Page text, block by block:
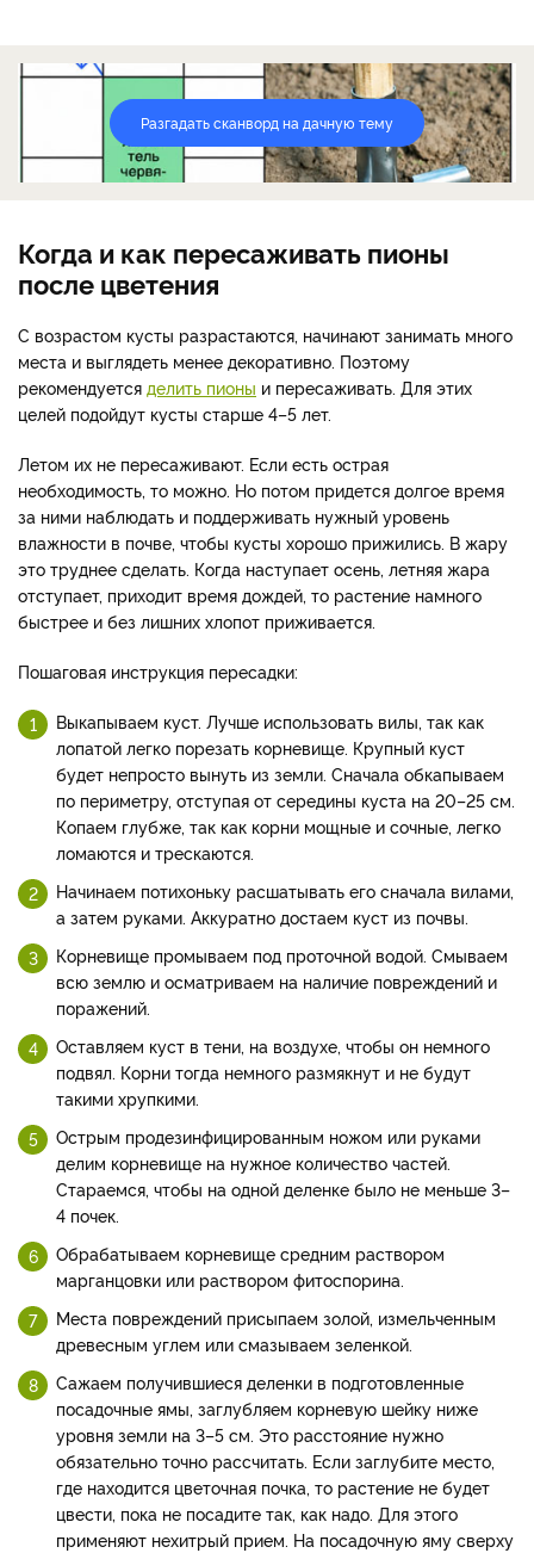
Разгадать сканворд на дачную тему
Когда и как пересаживать пионы
после цветения
С возрастом кусты разрастаются, начинают занимать много
места и выглядеть менее декоративно. Поэтому
рекомендуется делить пионы и пересаживать. Для этих
целей подойдут кусты старше 4–5 лет.
Летом их не пересаживают. Если есть острая
необходимость, то можно. Но потом придется долгое время
за ними наблюдать и поддерживать нужный уровень
влажности в почве, чтобы кусты хорошо прижились. В жару
это труднее сделать. Когда наступает осень, летняя жара
отступает, приходит время дождей, то растение намного
быстрее и без лишних хлопот приживается.
Пошаговая инструкция пересадки:
Выкапываем куст. Лучше использовать вилы, так как
лопатой легко порезать корневище. Крупный куст
будет непросто вынуть из земли. Сначала обкапываем
по периметру, отступая от середины куста на 20–25 см.
Копаем глубже, так как корни мощные и сочные, легко
ломаются и трескаются.
Начинаем потихоньку расшатывать его сначала вилами,
а затем руками. Аккуратно достаем куст из почвы.
Корневище промываем под проточной водой. Смываем
всю землю и осматриваем на наличие повреждений и
поражений.
Оставляем куст в тени, на воздухе, чтобы он немного
подвял. Корни тогда немного размякнут и не будут
такими хрупкими.
Острым продезинфицированным ножом или руками
делим корневище на нужное количество частей.
Стараемся, чтобы на одной деленке было не меньше 3–
4 почек.
Обрабатываем корневище средним раствором
марганцовки или раствором фитоспорина.
Места повреждений присыпаем золой, измельченным
древесным углем или смазываем зеленкой.
Сажаем получившиеся деленки в подготовленные
посадочные ямы, заглубляем корневую шейку ниже
уровня земли на 3–5 см. Это расстояние нужно
обязательно точно рассчитать. Если заглубите место,
где находится цветочная почка, то растение не будет
цвести, пока не посадите так, как надо. Для этого
применяют нехитрый прием. На посадочную яму сверху